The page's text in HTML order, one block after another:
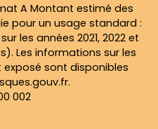
A Montant estimé des
pour un usage standard :
les années 2021, 2022 et
Les informations sur les
exposé sont disponibles
002